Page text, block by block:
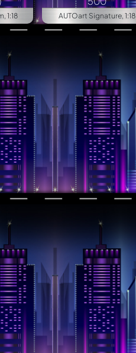
1:18 AUTOart Signature, 1:18